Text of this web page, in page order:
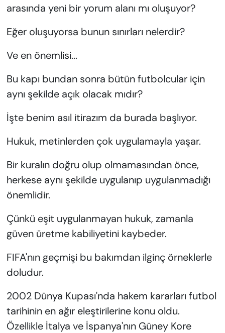
arasında yeni bir yorum alanı mı oluşuyor?
Eğer oluşuyorsa bunun sınırları nelerdir?
Ve en önemlisi...
Bu kapı bundan sonra bütün futbolcular için
aynı şekilde açık olacak mıdır?
İşte benim asıl itirazım da burada başlıyor.
Hukuk, metinlerden çok uygulamayla yaşar.
Bir kuralın doğru olup olmamasından önce,
herkese aynı şekilde uygulanıp uygulanmadığı
önemlidir.
Çünkü eşit uygulanmayan hukuk, zamanla
güven üretme kabiliyetini kaybeder.
FIFA'nın geçmişi bu bakımdan ilginç örneklerle
doludur.
2002 Dünya Kupası'nda hakem kararları futbol
tarihinin en ağır eleştirilerine konu oldu.
Özellikle İtalya ve İspanya'nın Güney Kore